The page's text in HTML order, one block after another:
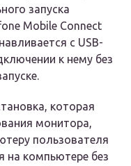
запуска
Mobile Connect
с USB-
к нему без
которая
монитора,
пользователя
на компьютере без